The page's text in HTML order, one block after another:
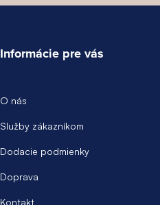
Informácie pre vás
O nás
Služby zákazníkom
Dodacie podmienky
Doprava
Kontakt